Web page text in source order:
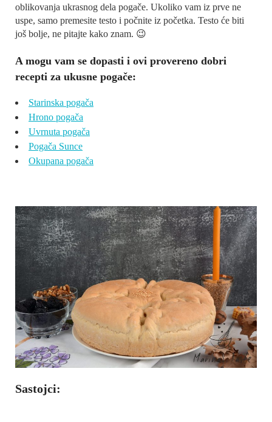
oblikovanja ukrasnog dela pogače. Ukoliko vam iz prve ne
uspe, samo premesite testo i počnite iz početka. Testo će biti
još bolje, ne pitajte kako znam. 😉
A mogu vam se dopasti i ovi provereno dobri
recepti za ukusne pogače:
Starinska pogača
Hrono pogača
Uvrnuta pogača
Pogača Sunce
Okupana pogača
Sastojci: